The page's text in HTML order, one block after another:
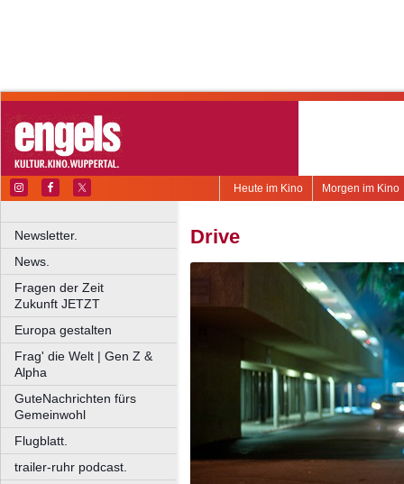
Morgen im Kino
Heute im Kino
Newsletter.
News.
Fragen der Zeit
Zukunft JETZT
Europa gestalten
Frag' die Welt | Gen Z &
Alpha
GuteNachrichten fürs
Gemeinwohl
Flugblatt.
trailer-ruhr podcast.
Drive